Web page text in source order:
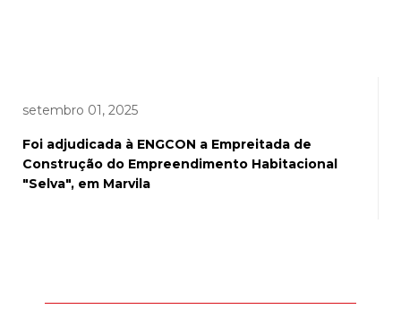
setembro 01, 2025
Foi adjudicada à ENGCON a Empreitada de
Construção do Empreendimento Habitacional
"Selva", em Marvila